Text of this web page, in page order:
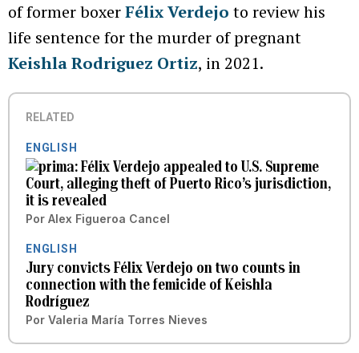
of former boxerFélix Verdejo to review his
life sentence for the murder of pregnant
Keishla Rodriguez Ortiz, in 2021.
RELATED
ENGLISH
Félix Verdejo appealed to U.S. Supreme
Court, alleging theft of Puerto Rico’s jurisdiction,
it is revealed
Por Alex Figueroa Cancel
ENGLISH
Jury convicts Félix Verdejo on two counts in
connection with the femicide of Keishla
Rodríguez
Por Valeria María Torres Nieves